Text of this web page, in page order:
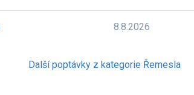
8.8.2026
Další poptávky z kategorie Řemesla